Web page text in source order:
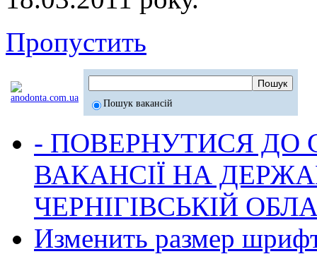
Пропустить
Пошук вакансій
- ПОВЕРНУТИСЯ ДО
ВАКАНСІЇ НА
ЧЕРНІГІВСЬКІЙ
Изменить размер